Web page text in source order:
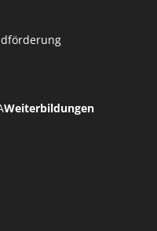
Weiterbildungen